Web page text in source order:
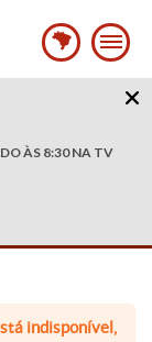
ÀS 8:30 NA TV
indisponível,